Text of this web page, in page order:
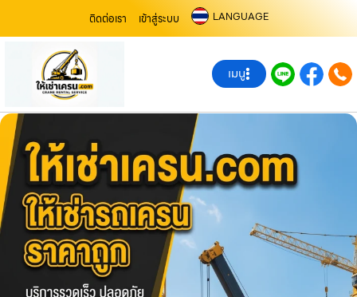
ติดต่อเรา เข้าสู่ระบบ LANGUAGE
เมนู